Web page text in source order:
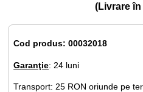
(Livrare în
Cod produs: 00032018
Garanţie: 24 luni
Transport: 25 RON oriunde pe